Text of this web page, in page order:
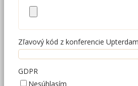
Zľavový kód z konferencie Upterdam
GDPR
Nesúhlasím